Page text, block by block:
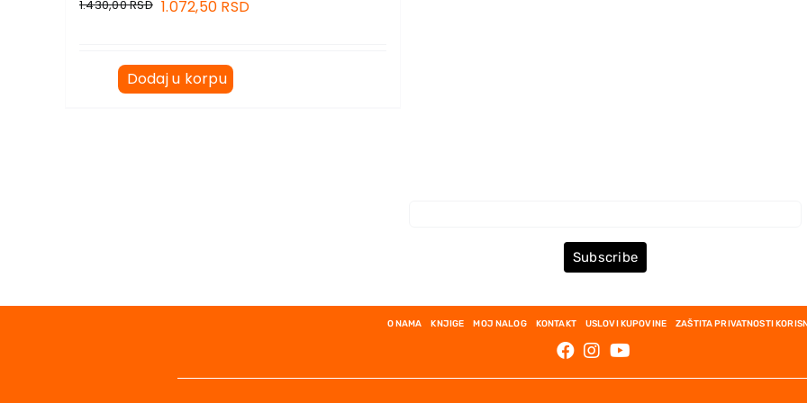
1.430,00RSD 1.072,50 RSD
Dodaj u korpu
Subscribe
O NAMA KNJIGE MOJ NALOG KONTAKT USLOVI KUPOVINE ZAŠTITA PRIVATNOSTI